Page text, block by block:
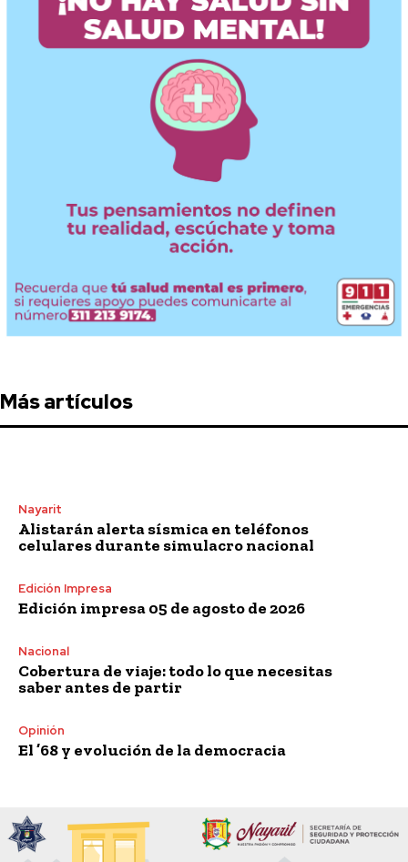
Más artículos
Nayarit
Alistarán alerta sísmica en teléfonos
celulares durante simulacro nacional
Edición Impresa
Edición impresa 05 de agosto de 2026
Nacional
Cobertura de viaje: todo lo que necesitas
saber antes de partir
Opinión
El ’68 y evolución de la democracia